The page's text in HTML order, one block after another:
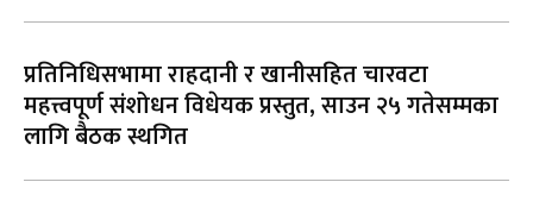
प्रतिनिधिसभामा राहदानी र खानीसहित चारवटा
महत्त्वपूर्ण संशोधन विधेयक प्रस्तुत, साउन २५ गतेसम्मका
लागि बैठक स्थगित